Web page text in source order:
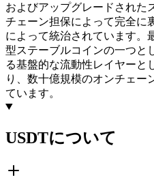
およびアップグレードされた
チェーン担保によって完全に
によって統治されています。
型ステーブルコインの一つと
る基盤的な流動性レイヤーと
り、数十億規模のオンチェー
ています。
USDTについて